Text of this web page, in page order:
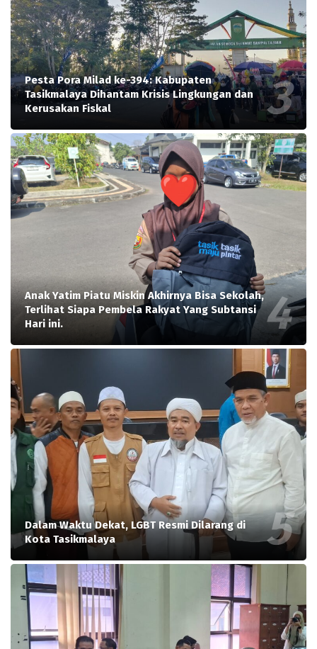
Pesta Pora Milad ke-394: Kabupaten
Tasikmalaya Dihantam Krisis Lingkungan dan
Kerusakan Fiskal
Anak Yatim Piatu Miskin Akhirnya Bisa Sekolah,
Terlihat Siapa Pembela Rakyat Yang Subtansi
Hari ini.
Dalam Waktu Dekat, LGBT Resmi Dilarang di
Kota Tasikmalaya